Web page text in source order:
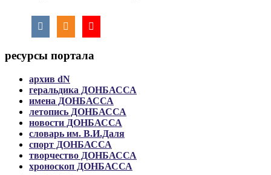
ресурсы портала
архив dN
геральдика ДОНБАССА
имена ДОНБАССА
летопись ДОНБАССА
новости ДОНБАССА
словарь им. В.И.Даля
спорт ДОНБАССА
творчество ДОНБАССА
хроноскоп ДОНБАССА